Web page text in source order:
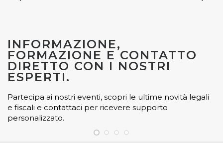
INFORMAZIONE,
FORMAZIONE E CONTATTO
DIRETTO CON I NOSTRI
ESPERTI.
Partecipa ai nostri eventi, scopri le ultime novità legali
e fiscali e contattaci per ricevere supporto
personalizzato.